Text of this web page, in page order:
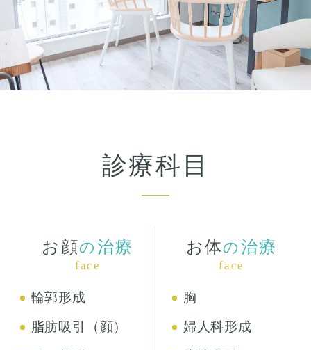
診療科目
お顔の 治療
face
輪郭形成
脂肪吸引（顔）
お体の 治療
face
胸
婦人科形成